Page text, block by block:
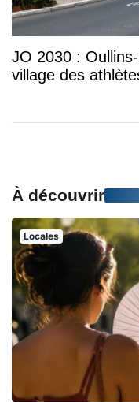
JO 2030 :
village des
À découvrir
Locales